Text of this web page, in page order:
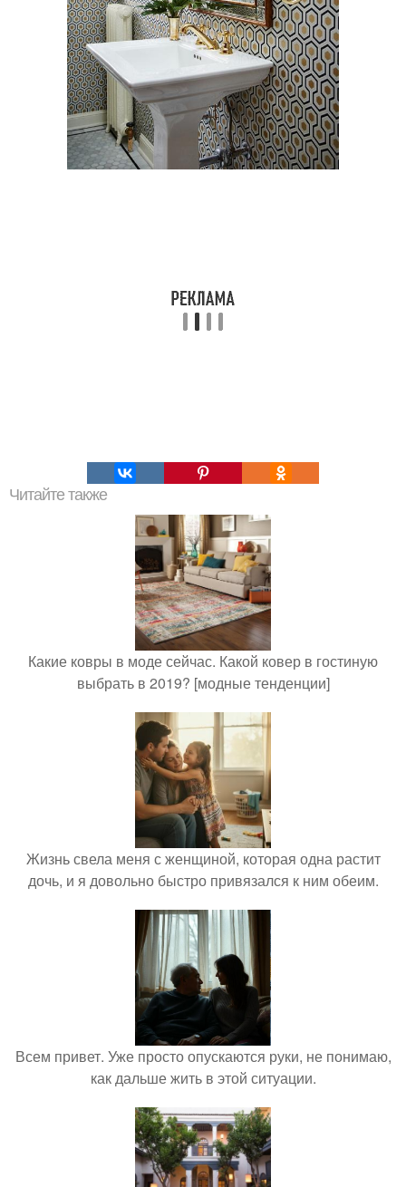
Читайте также
Какие ковры в моде сейчас. Какой ковер в гостиную
выбрать в 2019? [модные тенденции]
Жизнь свела меня с женщиной, которая одна растит
дочь, и я довольно быстро привязался к ним обеим.
Всем привет. Уже просто опускаются руки, не понимаю,
как дальше жить в этой ситуации.